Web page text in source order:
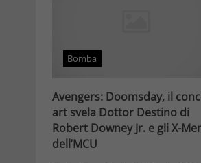
Bomba
Avengers: Doomsday, il
art svela Dottor Destino di
Robert Downey Jr. e gli X-
dell’MCU